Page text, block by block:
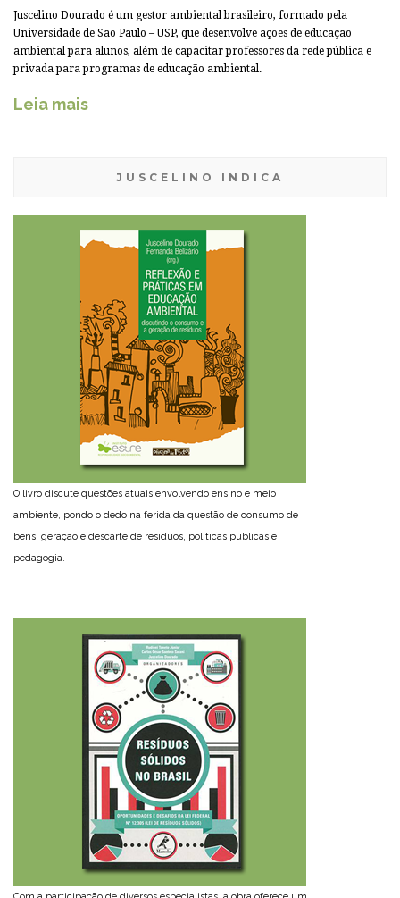
Juscelino Dourado é um gestor ambiental brasileiro, formado pela
Universidade de São Paulo – USP, que desenvolve ações de educação
ambiental para alunos, além de capacitar professores da rede pública e
privada para programas de educação ambiental.
Leia mais
JUSCELINO INDICA
O livro discute questões atuais envolvendo ensino e meio
ambiente, pondo o dedo na ferida da questão de consumo de
bens, geração e descarte de resíduos, políticas públicas e
pedagogia.